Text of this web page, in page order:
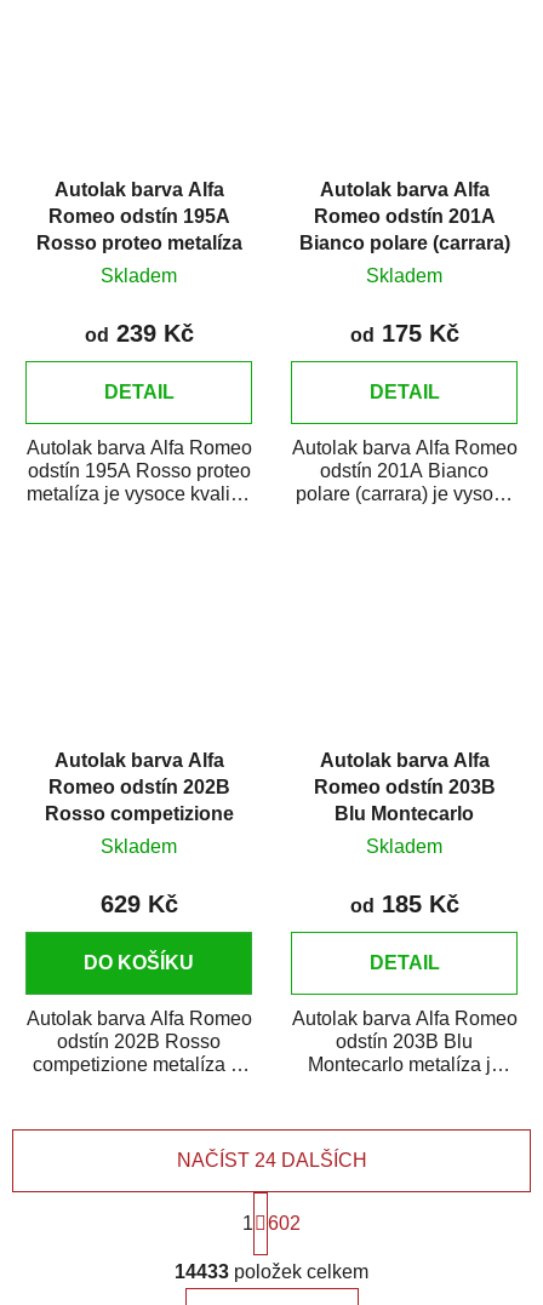
Autolak barva Alfa
Romeo odstín 195A
Rosso proteo metalíza
Skladem
od 239 Kč
DETAIL
Autolak barva Alfa Romeo
odstín 195A Rosso proteo
metalíza je vysoce kvalitní
Autolak barva Alfa
Romeo odstín 201A
Bianco polare (carrara)
Skladem
od 175 Kč
DETAIL
Autolak barva Alfa Romeo
odstín 201A Bianco
polare (carrara) je vysoce
Autolak barva Alfa
Romeo odstín 202B
Rosso competizione
metalíza
Skladem
629 Kč
DO KOŠÍKU
Autolak barva Alfa Romeo
odstín 202B Rosso
competizione metalíza je
Autolak barva Alfa
Romeo odstín 203B
Blu Montecarlo
metalíza
Skladem
od 185 Kč
DETAIL
Autolak barva Alfa Romeo
odstín 203B Blu
Montecarlo metalíza je
v
NAČÍST 24 DALŠÍCH
t
á
n
1 602
14433 položek celkem